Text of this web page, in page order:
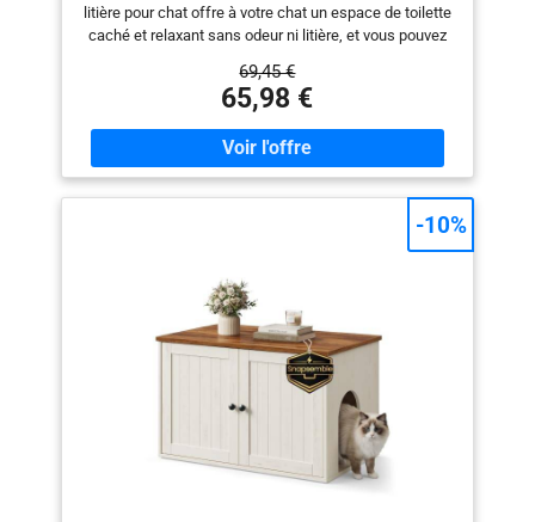
litière pour chat offre à votre chat un espace de toilette
caché et relaxant sans odeur ni litière, et vous pouvez
litière double】Ce bac à litière peut être utilisé par deux
chats en même temps, la conception de la boîte
indépendante, deux chats n'interfèrent pas l'un avec
l'autre, améliorant grandement l'intimité des chats.
Chaque bac à chat mesure 57,6 × 47,5 × 47,6 cm.
Convient à la plupart des bacs à litière pour chats 【Le
mélange parfait pour la maison】L'armoire à litière
parfaite peut être utilisée comme bac à litière pour chat
chat une maison confortable ; l'aspect élégant du
mobilier blanc et or complète votre maison 【Riche
fonctionnalité】Il est livré avec 4 crochets
supplémentaires, plus besoin de s'inquiéter de la pelle
à litière qui n'a nulle part où la mettre ; assez grand
espace supérieur et pesant, peut être utilisé comme un
support de télévision, une table basse, une table
d'appoint 【Robuste et stable 】Fabriqué à partir de
panneaux de particules de première qualité et d'un
cadre métallique rigide, cet enclos pour litière est
69,45 €
65,98 €
-10%